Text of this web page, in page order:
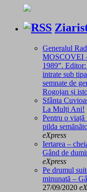
Generalul
MOSCOVEI
1989”.
intrate sub
semnate de
Rogojan și
Sfânta
La Mulți Ani!
Pentru o
pilda
eXpress
Iertarea –
Gând de
eXpress
Pe drumul
minunată –
27/09/2020